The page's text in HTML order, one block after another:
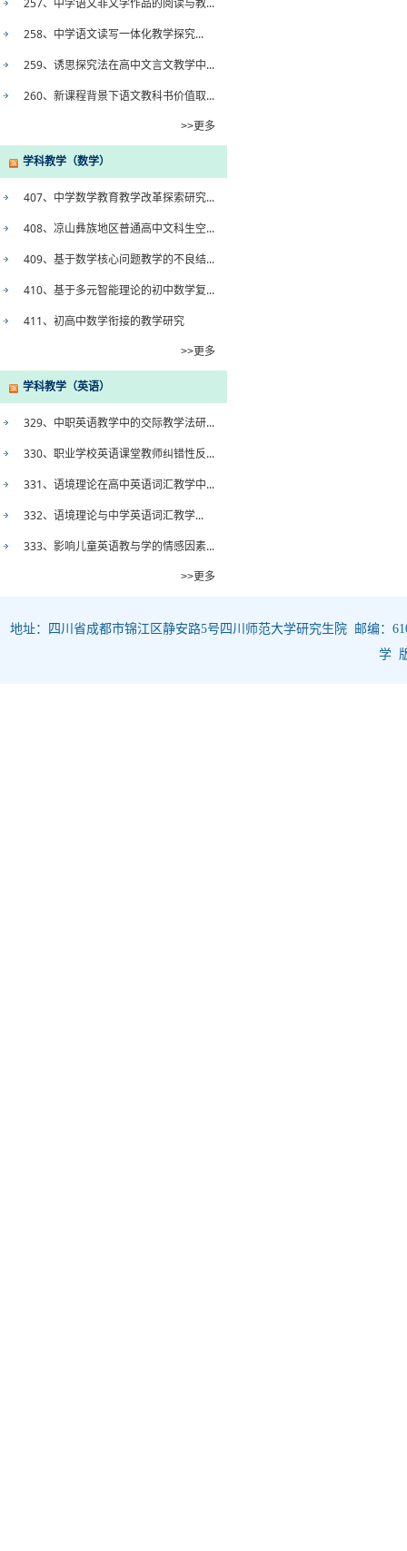
257、中学语文非文学作品的阅读与教...
258、中学语文读写一体化教学探究...
259、诱思探究法在高中文言文教学中...
260、新课程背景下语文教科书价值取...
>>更多
学科教学（数学）
407、中学数学教育教学改革探索研究...
408、凉山彝族地区普通高中文科生空...
409、基于数学核心问题教学的不良结...
410、基于多元智能理论的初中数学复...
411、初高中数学衔接的教学研究
>>更多
学科教学（英语）
329、中职英语教学中的交际教学法研...
330、职业学校英语课堂教师纠错性反...
331、语境理论在高中英语词汇教学中...
332、语境理论与中学英语词汇教学...
333、影响儿童英语教与学的情感因素...
>>更多
地址：四川省成都市锦江区静安路5号四川师范大学研究生院 邮编：
学